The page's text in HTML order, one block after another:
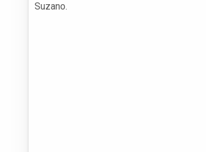
Suzano.